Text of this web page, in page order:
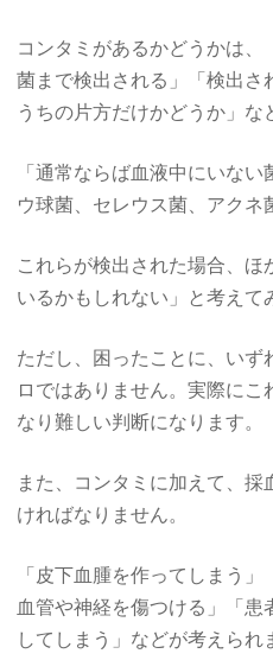
コンタミがあるかどうかは
菌まで検出される」「検出さ
うちの片方だけかどうか」な
「通常ならば血液中にいな
ウ球菌、セレウス菌、アクネ
これらが検出された場合、ほ
いるかもしれない」と考えて
ただし、困ったことに、い
ロではありません。実際に
なり難しい判断になります。
また、コンタミに加えて、
ければなりません。
「皮下血腫を作ってしまう」
血管や神経を傷つける」「患
してしまう」などが考えられ